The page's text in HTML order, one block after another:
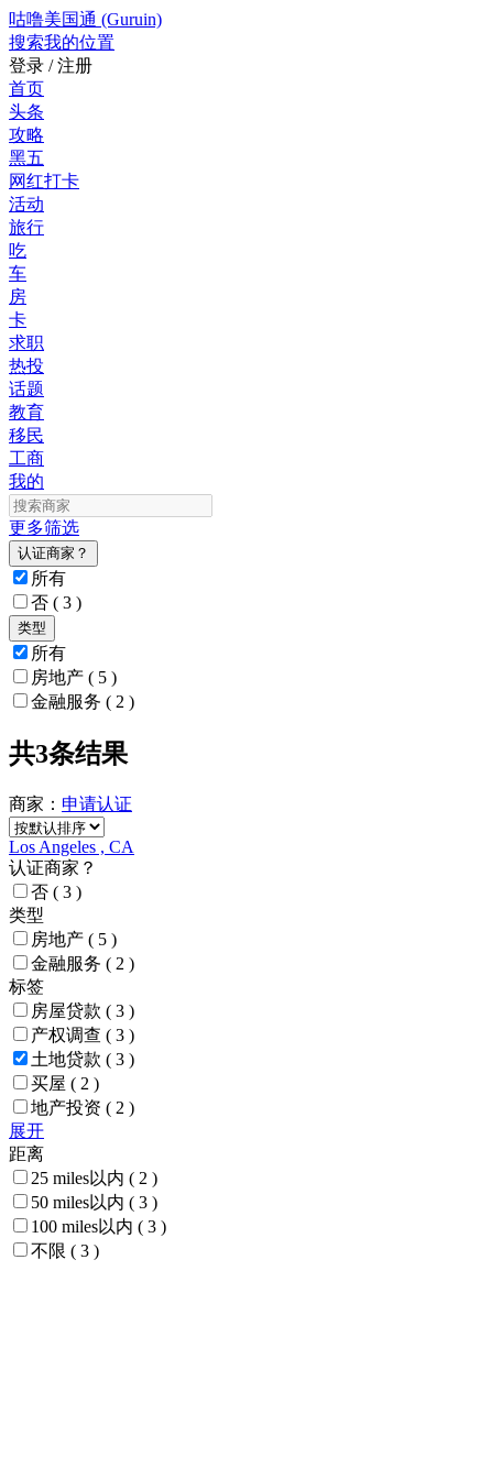
咕噜美国通 (Guruin)
搜索我的位置
登录 / 注册
首页
头条
攻略
黑五
网红打卡
活动
旅行
吃
车
房
卡
求职
热投
话题
教育
移民
工商
我的
更多筛选
认证商家？
所有
否 ( 3 )
类型
所有
房地产 ( 5 )
金融服务 ( 2 )
共3条结果
商家： 申请认证
Los Angeles , CA
认证商家？
否 ( 3 )
类型
房地产 ( 5 )
金融服务 ( 2 )
标签
房屋贷款 ( 3 )
产权调查 ( 3 )
土地贷款 ( 3 )
买屋 ( 2 )
地产投资 ( 2 )
展开
距离
25 miles以内 ( 2 )
50 miles以内 ( 3 )
100 miles以内 ( 3 )
不限 ( 3 )